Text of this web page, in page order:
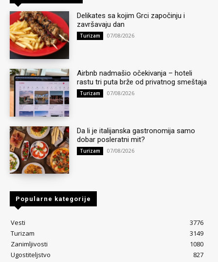
Delikates sa kojim Grci započinju i
završavaju dan
Turizam 07/08/2026
Airbnb nadmašio očekivanja – hoteli
rastu tri puta brže od privatnog smeštaja
Turizam 07/08/2026
Da li je italijanska gastronomija samo
dobar posleratni mit?
Turizam 07/08/2026
Popularne kategorije
Vesti
3776
Turizam
3149
Zanimljivosti
1080
Ugostiteljstvo
827